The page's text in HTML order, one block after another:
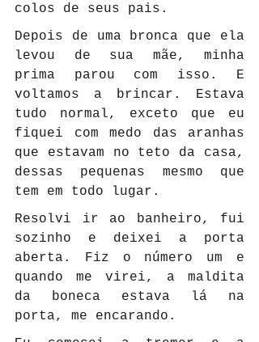
colos de seus pais.
Depois de uma bronca que ela
levou de sua mãe, minha
prima parou com isso. E
voltamos a brincar. Estava
tudo normal, exceto que eu
fiquei com medo das aranhas
que estavam no teto da casa,
dessas pequenas mesmo que
tem em todo lugar.
Resolvi ir ao banheiro, fui
sozinho e deixei a porta
aberta. Fiz o número um e
quando me virei, a maldita
da boneca estava lá na
porta, me encarando.